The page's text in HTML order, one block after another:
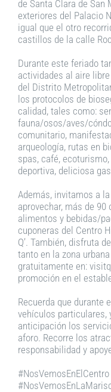
de Santa Clara de San
exteriores del Palacio
igual que el otro
castillos de la calle
Durante este feriado
actividades al aire
del Distrito
los protocolos de
calidad, tales como:
fauna/osos/aves/
comunitario,
arqueología, rutas en
spas, café,
deportiva, deliciosa
Además, invitamos a
aprovechar, más de
alimentos y bebidas/
cuponeras del Centro
Q’. También, disfruta
tanto en la zona
gratuitamente en:
promoción en el
Recuerda que durante
vehículos particulares,
anticipación los
aforo. Recorre los
responsabilidad y
#NosVemosEnElCentro